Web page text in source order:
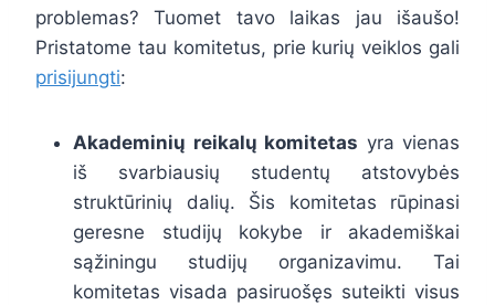
problemas? Tuomet tavo laikas jau išaušo!
Pristatome tau komitetus, prie kurių veiklos gali
prisijungti:
Akademinių reikalų komitetas yra vienas
iš svarbiausių studentų atstovybės
struktūrinių dalių. Šis komitetas rūpinasi
geresne studijų kokybe ir akademiškai
sąžiningu studijų organizavimu. Tai
komitetas visada pasiruošęs suteikti visus